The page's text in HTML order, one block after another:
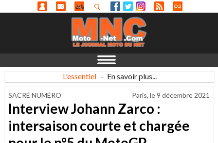
L'essentiel - En savoir plus...
SACRÉ NUMÉRO Paris, le9 décembre 2021
Interview Johann Zarco :
intersaison courte et chargée